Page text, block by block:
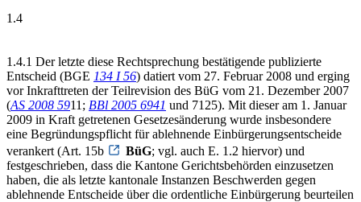
1.4
1.4.1 Der letzte diese Rechtsprechung bestätigende publizierte
Entscheid (BGE 134 I 56) datiert vom 27. Februar 2008 und erging
vor Inkrafttreten der Teilrevision des BüG vom 21. Dezember 2007
(AS 2008 5911; BBl 2005 6941 und 7125). Mit dieser am 1. Januar
2009 in Kraft getretenen Gesetzesänderung wurde insbesondere
eine Begründungspflicht für ablehnende Einbürgerungsentscheide
verankert (Art. 15b
BüG; vgl. auch E. 1.2 hiervor) und
festgeschrieben, dass die Kantone Gerichtsbehörden einzusetzen
haben, die als letzte kantonale Instanzen Beschwerden gegen
ablehnende Entscheide über die ordentliche Einbürgerung beurteilen